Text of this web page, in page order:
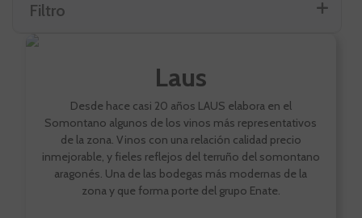
Filtro
Laus
Desde hace casi 20 años LAUS elabora en el
Somontano algunos de los vinos más representativos
de la zona. Vinos con una relación calidad precio
inmejorable, y fieles reflejos del terruño del somontano
aragonés. Una de las bodegas más modernas de la
zona y que forma porte del grupo Enate.